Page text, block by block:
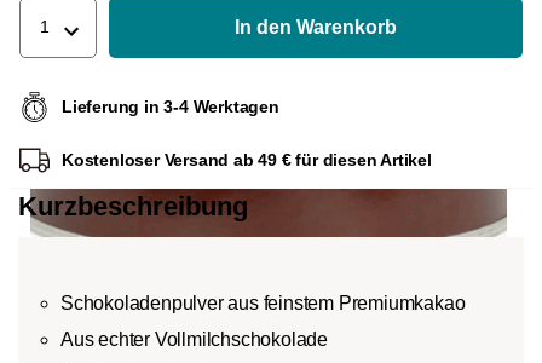
1 In den Warenkorb
Lieferung in 3-4 Werktagen
Kostenloser Versand ab 49 € für diesen Artikel
Kurzbeschreibung
Schokoladenpulver aus feinstem Premiumkakao
Aus echter Vollmilchschokolade